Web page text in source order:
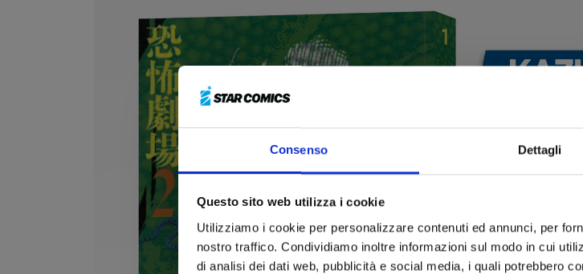
Consenso Dettagli
Questo sito web utilizza i cookie
Utilizziamo i cookie per personalizzare contenuti ed annunci, per
nostro traffico. Condividiamo inoltre informazioni sul modo in cui
di analisi dei dati web, pubblicità e social media, i quali potrebbero